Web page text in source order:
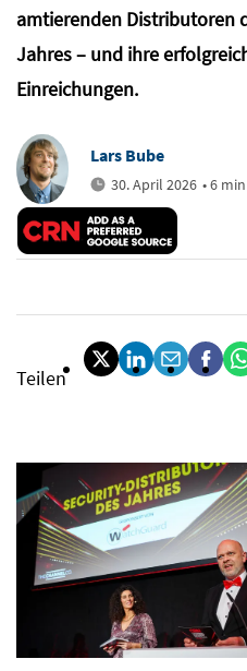
amtierenden Distributoren
Jahres – und ihre
Einreichungen.
Lars Bube
30. April 2026 • 6
Teilen